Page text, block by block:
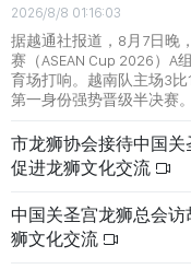
2026/8/8 01:16:03
据越通社报道，8月7日晚
赛（ASEAN Cup 2026）A
育场打响。越南队主场3
第一身份强势晋级半决赛。
市龙狮协会接待中国关
促进龙狮文化交流
中国关圣宫龙狮总会
狮文化交流